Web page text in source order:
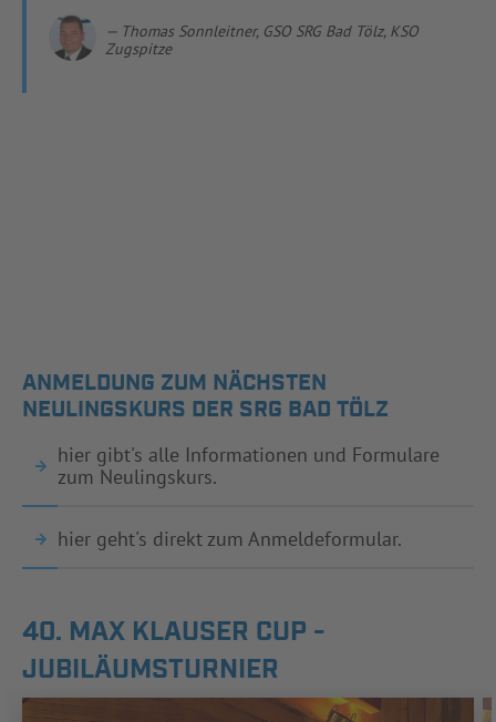
Thomas Sonnleitner, GSO SRG Bad Tölz, KSO
Zugspitze
ANMELDUNG ZUM NÄCHSTEN
NEULINGSKURS DER SRG BAD TÖLZ
hier gibt's alle Informationen und Formulare
zum Neulingskurs.
hier geht's direkt zum Anmeldeformular.
40. MAX KLAUSER CUP -
JUBILÄUMSTURNIER